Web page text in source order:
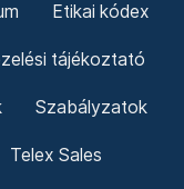
Etikai kódex
tájékoztató
Szabályzatok
Telex Sales